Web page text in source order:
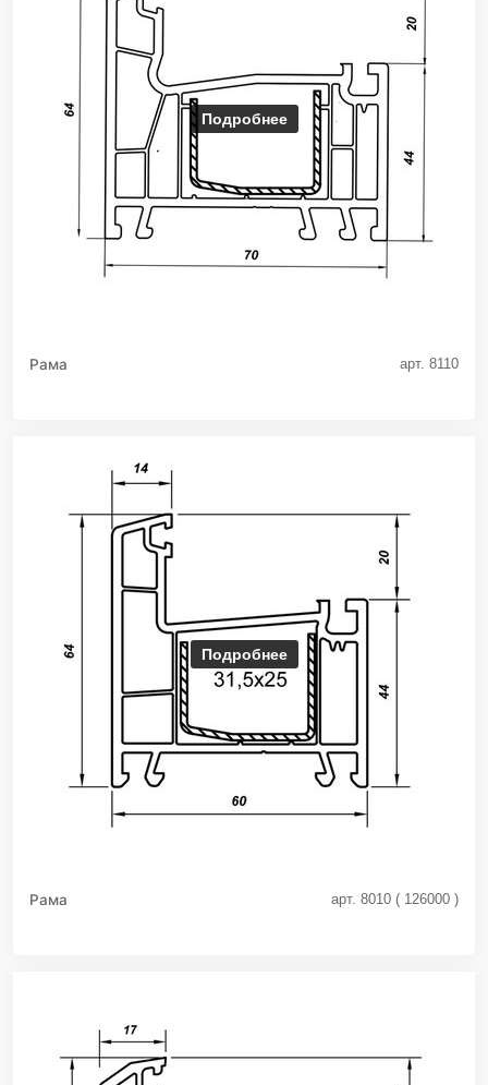
Подробнее
Рама арт. 8110
Подробнее
Рама арт. 8010 ( 126000 )